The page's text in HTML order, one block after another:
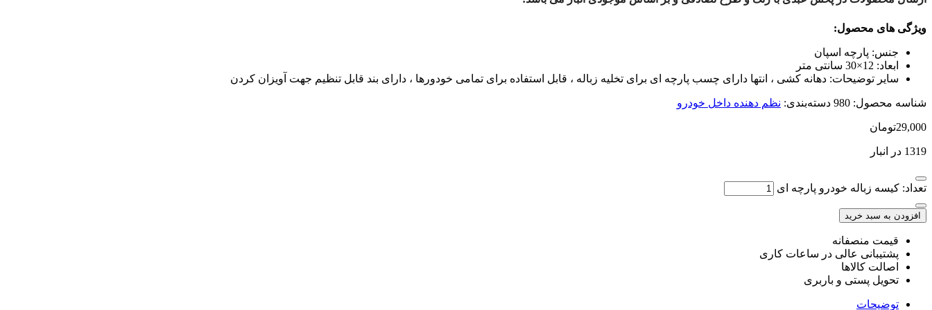
ویژگی های محصول:
جنس: پارچه اسپان
ابعاد: 12×30 سانتی متر
سایر توضیحات: دهانه کشی ، انتها دارای چسب پارچه ای برای تخلیه زباله ، قابل استفاده برای تمامی خودورها ، دارای بند قابل تنظیم جهت آویزان کردن
شناسه محصول: 980 دسته‌بندی: نظم دهنده داخل خودرو
29,000تومان
1319 در انبار
تعداد: کیسه زباله خودرو پارچه ای
افزودن به سبد خرید
قیمت منصفانه
پشتیبانی عالی در ساعات کاری
اصالت کالاها
تحویل پستی و باربری
توضیحات